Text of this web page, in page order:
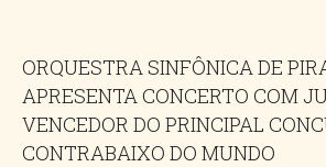
ORQUESTRA SINFÔNICA DE
APRESENTA CONCERTO COM
VENCEDOR DO PRINCIPAL
CONTRABAIXO DO MUNDO